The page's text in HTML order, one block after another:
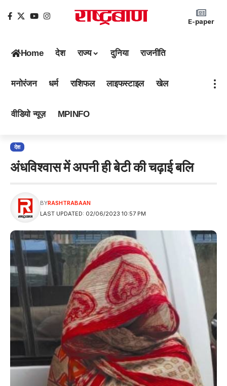
E-paper
Home देश राज्य दुनिया राजनीति
मनोरंजन धर्म राशिफल लाइफस्टाइल खेल
वीडियो न्यूज़ MPINFO
देश
अंधविश्वास में अपनी ही बेटी की चढ़ाई बलि
LAST UPDATED: 02/06/2023 10:57 PM
BYRASHTRABAAN